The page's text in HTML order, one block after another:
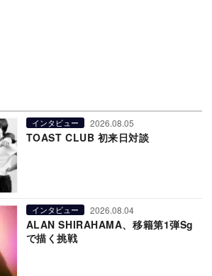
インタビュー 2026.08.05
TOAST CLUB 初来日対談
インタビュー 2026.08.04
ALAN SHIRAHAMA、移籍第1弾Sg
で描く挑戦